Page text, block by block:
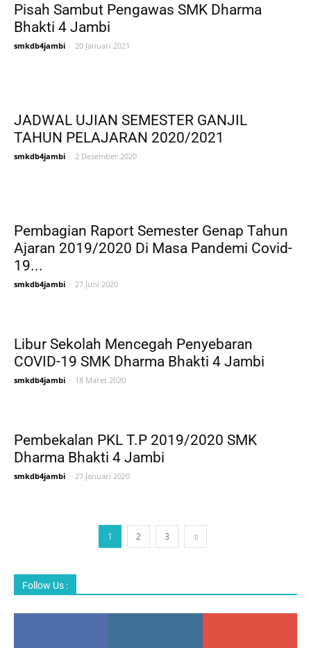
Pisah Sambut Pengawas SMK Dharma
Bhakti 4 Jambi
smkdb4jambi - 20 Januari 2021
JADWAL UJIAN SEMESTER GANJIL
TAHUN PELAJARAN 2020/2021
smkdb4jambi - 2 Desember 2020
Pembagian Raport Semester Genap Tahun
Ajaran 2019/2020 Di Masa Pandemi Covid-
19...
smkdb4jambi - 27 Juni 2020
Libur Sekolah Mencegah Penyebaran
COVID-19 SMK Dharma Bhakti 4 Jambi
smkdb4jambi - 18 Maret 2020
Pembekalan PKL T.P 2019/2020 SMK
Dharma Bhakti 4 Jambi
smkdb4jambi - 27 Januari 2020
1 2 3
Follow Us :